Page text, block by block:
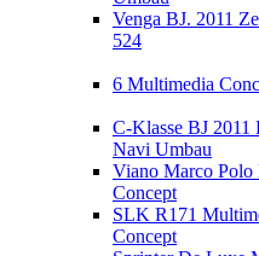
Venga BJ. 2011
524
6 Multimedia
C-Klasse BJ 2011
Navi Umbau
Viano Marco Polo
Concept
SLK R171
Concept